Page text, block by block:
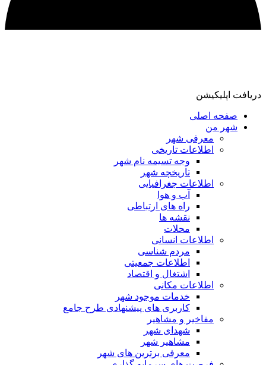
اپلیکیشن
صفحه اصلی
شهر من
معرفی شهر
اطلاعات تاریخی
وجه تسیمه نام شهر
تاریخچه شهر
اطلاعات جغرافیایی
آب و هوا
راه های ارتباطی
نقشه ها
محلات
اطلاعات انسانی
مردم شناسی
اطلاعات جمعیتی
اشتغال و اقتصاد
اطلاعات مکانی
خدمات موجود شهر
کاربری های پیشنهادی طرح جامع
مفاخیر و مشاهیر
شهدای شهر
مشاهیر شهر
معرفی برترین های شهر